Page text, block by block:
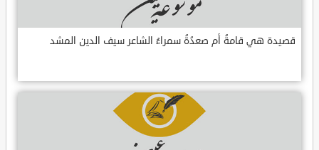
قصيدة هي قامةُ أم صعدُةُ سمراءُ الشاعر سيف الدين المشد